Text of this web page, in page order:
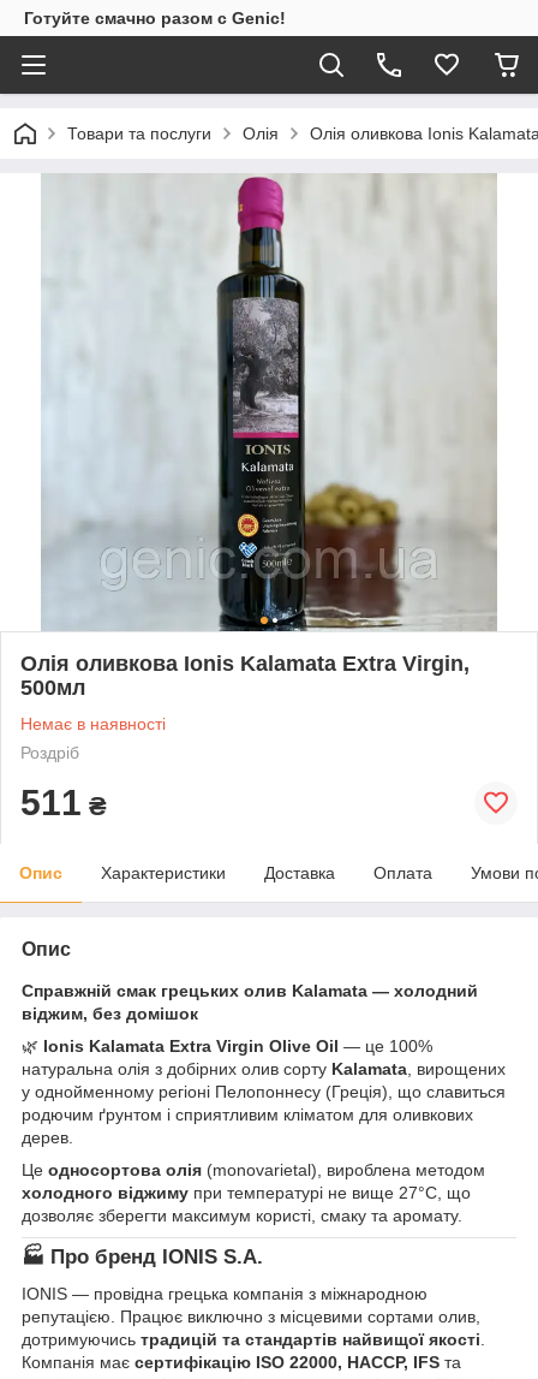
Готуйте смачно разом с Genic!
Товари та послуги Олія Олія оливкова Ionis
Олія оливкова Ionis Kalamata Extra Virgin,
500мл
Немає в наявності
Роздріб
511 ₴
Опис Характеристики Доставка Оплата Умови
Опис
Справжній смак грецьких олив Kalamata — холодний
віджим, без домішок
🌿 Ionis Kalamata Extra Virgin Olive Oil — це 100%
натуральна олія з добірних олив сорту Kalamata , вирощених
у однойменному регіоні Пелопоннесу (Греція), що славиться
родючим ґрунтом і сприятливим кліматом для оливкових
дерев.
Це односортова олія (monovarietal), вироблена методом
холодного віджиму при температурі не вище 27°C, що
дозволяє зберегти максимум користі, смаку та аромату.
🏭 Про бренд IONIS S.A.
IONIS — провідна грецька компанія з міжнародною
репутацією. Працює виключно з місцевими сортами олив,
дотримуючись традицій та стандартів найвищої якості
Компанія має сертифікацію ISO 22000, HACCP, IFS та